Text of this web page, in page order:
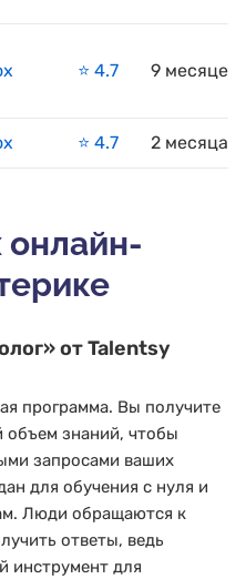
⭐️ 4.7 9 месяцев
⭐️ 4.7 2 месяца
от Talentsy
программа. Вы получите
знаний, чтобы
запросами ваших
для обучения с нуля и
Люди обращаются к
ответы, ведь
инструмент для